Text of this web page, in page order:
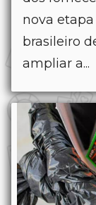
nova
brasileiro
ampliar a...